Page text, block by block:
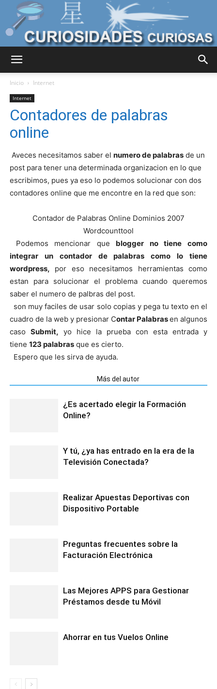
Curiosas
del
Mundo
Inicio Internet
Internet
Contadores de palabras
online
Aveces necesitamos saber el numero de palabras de un
post para tener una determinada organizacion en lo que
escribimos, pues ya eso lo podemos solucionar con dos
contadores online que me encontre en la red que son:
Contador de Palabras Online Dominios 2007
Wordcounttool
Podemos mencionar que blogger no tiene como
integrar un contador de palabras como lo tiene
wordpress, por eso necesitamos herramientas como
estan para solucionar el problema cuando queremos
saber el numero de palbras del post.
son muy faciles de usar solo copias y pega tu texto en el
cuadro de la web y presionar Contar Palabrasen algunos
caso Submit, yo hice la prueba con esta entrada y
tiene 123 palabras que es cierto.
Espero que les sirva de ayuda.
Más del autor
¿Es acertado elegir la Formación
Online?
Y tú, ¿ya has entrado en la era de la
Televisión Conectada?
Realizar Apuestas Deportivas con
Dispositivo Portable
Preguntas frecuentes sobre la
Facturación Electrónica
Las Mejores APPS para Gestionar
Préstamos desde tu Móvil
Ahorrar en tus Vuelos Online